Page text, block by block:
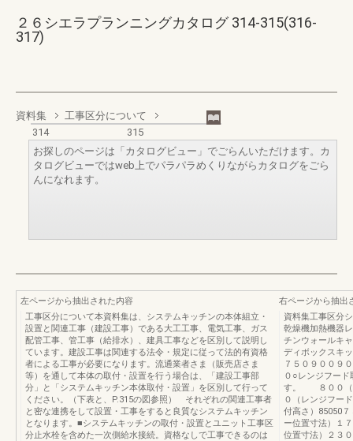
２６シエラプランニングカタログ 314-315(316-
317)
資料集
工事区分について
314
315
お探しのページは「カタログビュー」でごらんいただけます。カ
タログビューではweb上でパラパラめくりながらカタログをごら
んになれます。
左ページから抽出された内容
工事区分について本資料集は、システムキッチンの本体組立・
設置と関連工事（建設工事）である大工工事、電気工事、ガス
配管工事、管工事（給排水）、建具工事などを区別して説明し
ています。建設工事は関連する法令・規定に従って法的有資格
者による工事が必要になります。流通業者さま（販売店さま
等）を通して本体の取付・設置を行う場合は、「建設工事部
分」と「システムキッチン本体取付・設置」を区別して行って
ください。（下表と、P.315の図参照） それぞれの関連工事者
と密な連携をして設置・工事をすると良質なシステムキッチン
となります。■システムキッチンの取付・設置とユニット工事区
分止水栓を含めた一次側給水接続。資格なしで工事できるのは
右ページから抽出
資料集工事区分
乾燥機加熱機器
チンウォールキ
ディボックスキ
７５０９００９
０○レンジフー
す。 ８００（
０（レンジフー
付高さ）85050
ー位置寸法）１
位置寸法）２３